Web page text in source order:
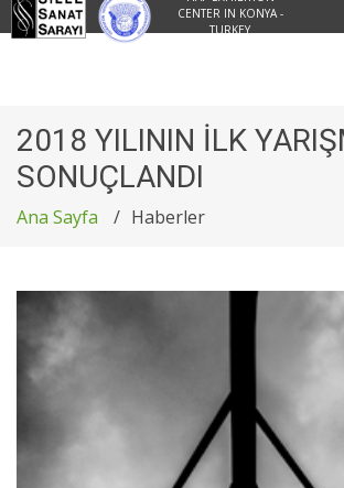
CENTER IN KONYA -
TURKEY
2018 YILININ İLK
SONUÇLANDI
Ana Sayfa Haberler